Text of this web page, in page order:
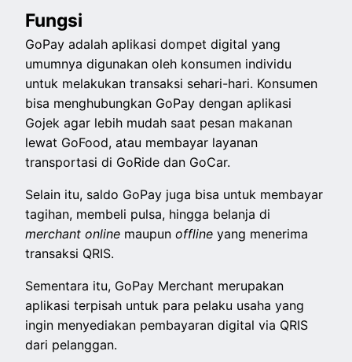
Fungsi
GoPay adalah aplikasi dompet digital yang
umumnya digunakan oleh konsumen individu
untuk melakukan transaksi sehari-hari. Konsumen
bisa menghubungkan GoPay dengan aplikasi
Gojek agar lebih mudah saat pesan makanan
lewat GoFood, atau membayar layanan
transportasi di GoRide dan GoCar.
Selain itu, saldo GoPay juga bisa untuk membayar
tagihan, membeli pulsa, hingga belanja di
merchant online maupunofflineyang menerima
transaksi QRIS.
Sementara itu, GoPay Merchant merupakan
aplikasi terpisah untuk para pelaku usaha yang
ingin menyediakan pembayaran digital via QRIS
dari pelanggan.